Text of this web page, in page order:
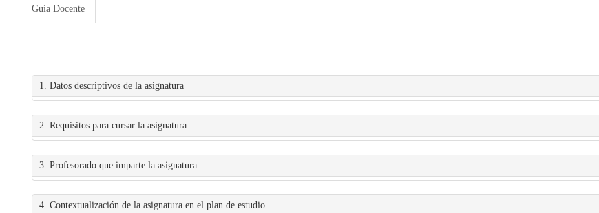
Guía Docente
1. Datos descriptivos de la asignatura
2. Requisitos para cursar la asignatura
3. Profesorado que imparte la asignatura
4. Contextualización de la asignatura en el plan de estudio